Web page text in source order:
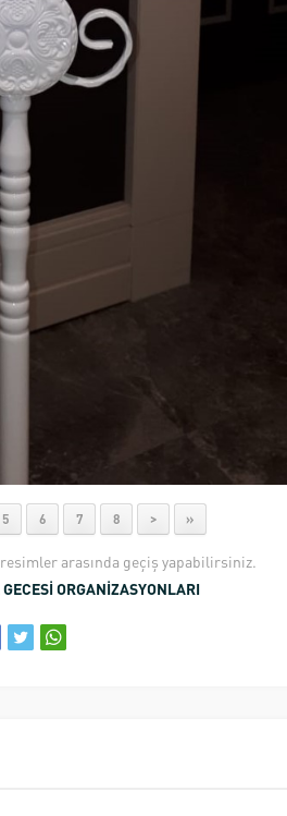
5 6 7 8 > »
arasında geçiş yapabilirsiniz.
ORGANİZASYONLARI